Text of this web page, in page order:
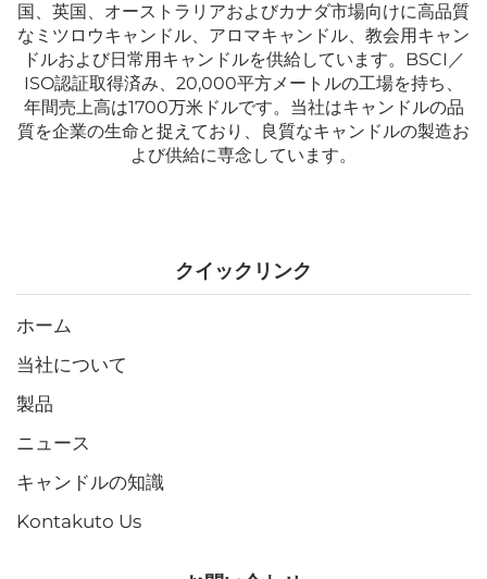
国、英国、オーストラリアおよびカナダ市場向けに高品質
なミツロウキャンドル、アロマキャンドル、教会用キャン
ドルおよび日常用キャンドルを供給しています。BSCI／
ISO認証取得済み、20,000平方メートルの工場を持ち、
年間売上高は1700万米ドルです。当社はキャンドルの品
質を企業の生命と捉えており、良質なキャンドルの製造お
よび供給に専念しています。
クイックリンク
ホーム
当社について
製品
ニュース
キャンドルの知識
Kontakuto Us